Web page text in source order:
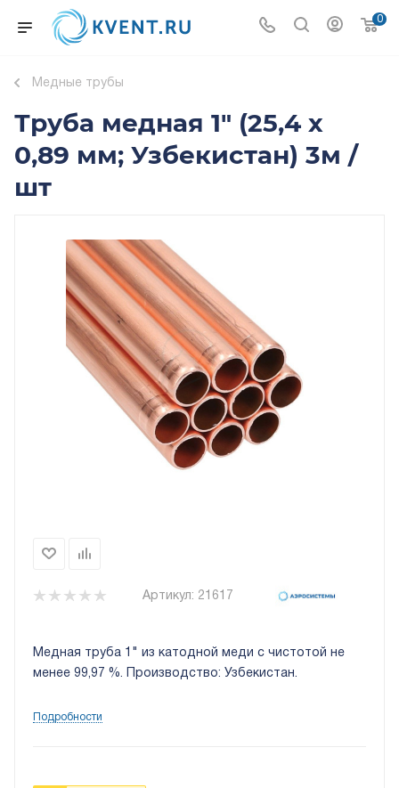
0
Медные трубы
Труба медная 1" (25,4 х
0,89 мм; Узбекистан) 3м /
шт
Артикул: 21617
Медная труба 1" из катодной меди с чистотой не
менее 99,97 %. Производство: Узбекистан.
Подробности